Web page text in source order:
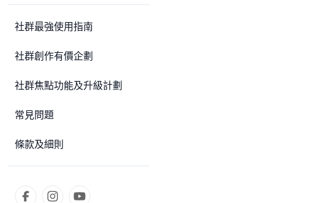
社群最強使用指南
社群創作有價企劃
社群焦點功能及升級計劃
常見問題
條款及細則